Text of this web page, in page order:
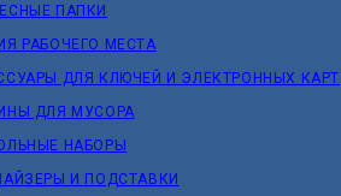
ПАПКИ
РАБОЧЕГО МЕСТА
ДЛЯ КЛЮЧЕЙ И ЭЛЕКТРОННЫХ КАРТ
ДЛЯ МУСОРА
НАБОРЫ
И ПОДСТАВКИ